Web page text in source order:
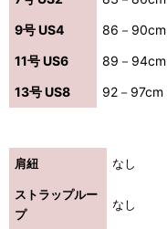
9号 US4
86－90cm
11号 US6
89－94cm
13号 US8
92－97cm
肩紐 なし
ストラップルー
プ
なし